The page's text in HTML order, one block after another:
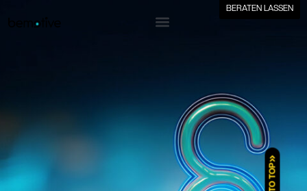
BERATEN LASSEN
TO TOP